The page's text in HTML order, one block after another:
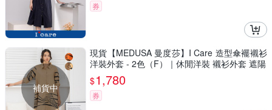
券
補貨中
現貨【MEDUSA 曼度莎】I Care 造型傘襬襯衫
洋裝外套 - 2色（F）｜休閒洋裝 襯衫外套 遮陽
$1,780
券